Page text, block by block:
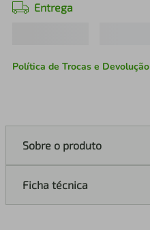
Entrega
Política de Trocas e Devolução
Sobre o produto
Ficha técnica